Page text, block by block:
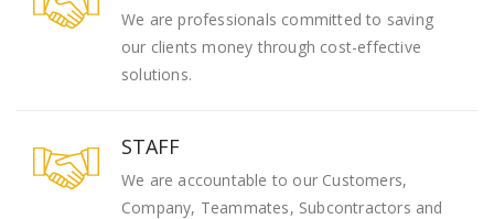
We are professionals committed to saving
our clients money through cost-effective
solutions.
STAFF
We are accountable to our Customers,
Company, Teammates, Subcontractors and